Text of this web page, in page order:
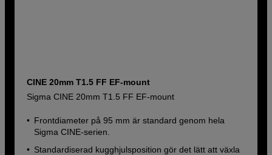
CINE 20mm T1.5 FF EF-mount
Sigma CINE 20mm T1.5 FF EF-mount
Frontdiameter på 95 mm är standard genom hela
Sigma CINE-serien.
Standardiserad kugghjulsposition gör det lätt att växla